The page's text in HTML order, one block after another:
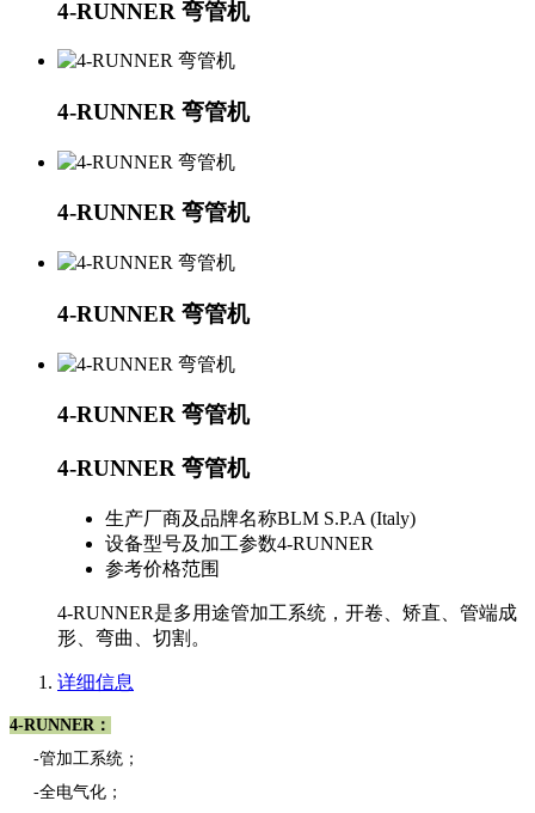
4-RUNNER 弯管机
4-RUNNER 弯管机
4-RUNNER 弯管机
4-RUNNER 弯管机
4-RUNNER 弯管机
4-RUNNER 弯管机
生产厂商及品牌名称BLM S.P.A (Italy)
设备型号及加工参数4-RUNNER
参考价格范围
4-RUNNER是多用途管加工系统，开卷、矫直、管端成
形、弯曲、切割。
详细信息
4-RUNNER：
-管加工系统；
-全电气化；